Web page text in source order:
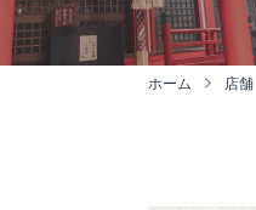
ホーム 店舗